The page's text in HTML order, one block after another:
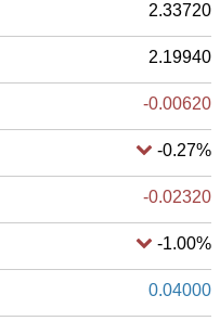
2.33720
2.19940
-0.00620
-0.27%
-0.02320
-1.00%
0.04000